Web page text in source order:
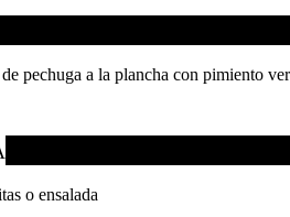
pechuga a la plancha con pimiento
o ensalada